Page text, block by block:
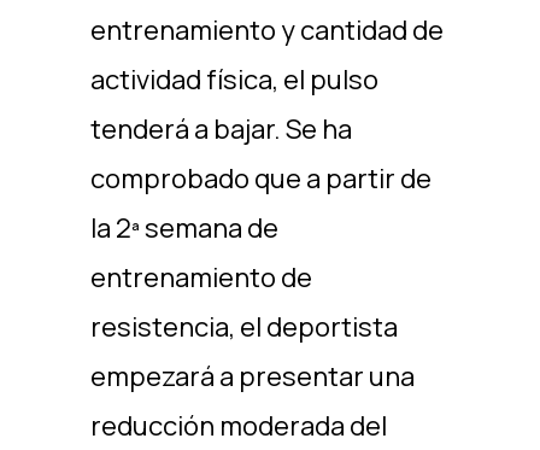
entrenamiento y cantidad de
actividad física, el pulso
tenderá a bajar. Se ha
comprobado que a partir de
la 2ª semana de
entrenamiento de
resistencia, el deportista
empezará a presentar una
reducción moderada del